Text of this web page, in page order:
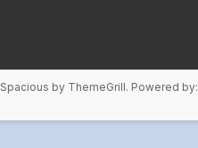
Spacious by ThemeGrill. Powered by: